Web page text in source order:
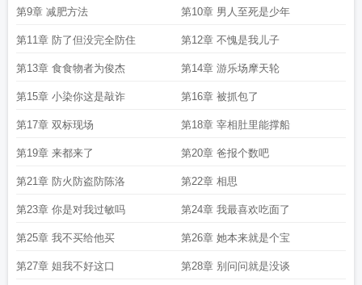
第9章 减肥方法 第10章 男人至死是少年
第11章 防了但没完全防住 第12章 不愧是我儿子
第13章 食食物者为俊杰 第14章 游乐场摩天轮
第15章 小染你这是敲诈 第16章 被抓包了
第17章 双标现场 第18章 宰相肚里能撑船
第19章 来都来了 第20章 爸报个数吧
第21章 防火防盗防陈洛 第22章 相思
第23章 你是对我过敏吗 第24章 我最喜欢吃面了
第25章 我不买给他买 第26章 她本来就是个宝
第27章 姐我不好这口 第28章 别问问就是没谈